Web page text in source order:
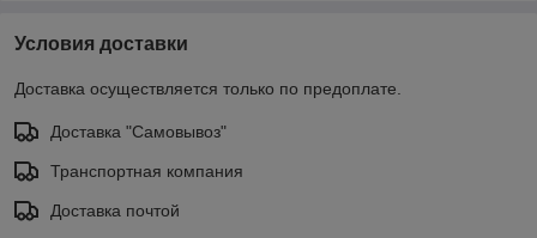
Условия доставки
Доставка осуществляется только по предоплате.
Доставка "Самовывоз"
Транспортная компания
Доставка почтой